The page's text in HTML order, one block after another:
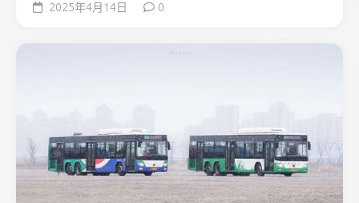
2025年4月14日 0